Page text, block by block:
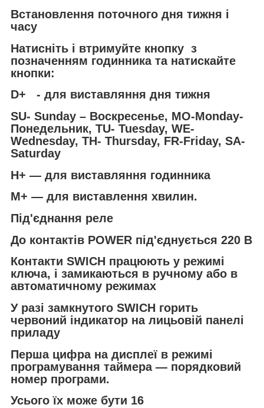
Встановлення поточного дня тижня і
часу
Натисніть і втримуйте кнопку з
позначенням годинника та натискайте
кнопки:
D+ - для виставляння дня тижня
SU- Sunday – Воскресенье, MO-Monday-
Понедельник, TU- Tuesday, WE-
Wednesday, TH- Thursday, FR-Friday, SA-
Saturday
H+ — для виставляння годинника
М+ — для виставлення хвилин.
Під'єднання реле
До контактів POWER під'єднується 220 В
Контакти SWICH працюють у режимі
ключа, і замикаються в ручному або в
автоматичному режимах
У разі замкнутого SWICH горить
червоний індикатор на лицьовій панелі
приладу
Перша цифра на дисплеї в режимі
програмування таймера — порядковий
номер програми.
Усього їх може бути 16